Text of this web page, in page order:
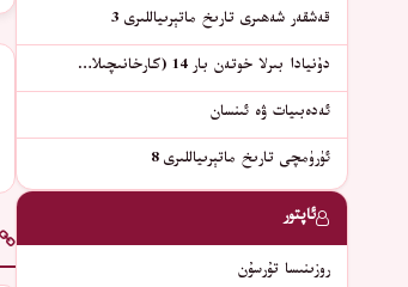
قەشقەر شەھىرى تارىخ ماتېرىياللىرى 3
دۇنيادا بىرلا خوتەن بار 14 (كارخانىچىلا…
ئەدەبىيات ۋە ئىنسان
ئۈرۈمچى تارىخ ماتېرىياللىرى 8
ئاپتور
روزىنىسا تۇرسۇن